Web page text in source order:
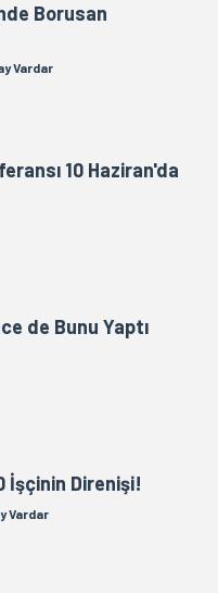
Borusan
Vardar
10 Haziran'da
de Bunu Yaptı
İşçinin Direnişi!
Vardar